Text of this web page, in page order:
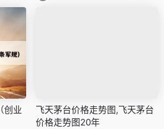
创业
飞天茅台价格走势图,飞天茅台
价格走势图20年